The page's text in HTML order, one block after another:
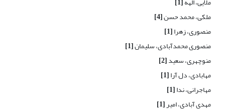
ملکی، محمد حسن[4]
منصوری، زهرا[1]
منصوری محمدآبادی، سلیمان[1]
منوچهری، سعید[2]
مهابادی، دل آرا[1]
مهاجرانی، ندا[1]
مهدی آبادی، امیر[1]